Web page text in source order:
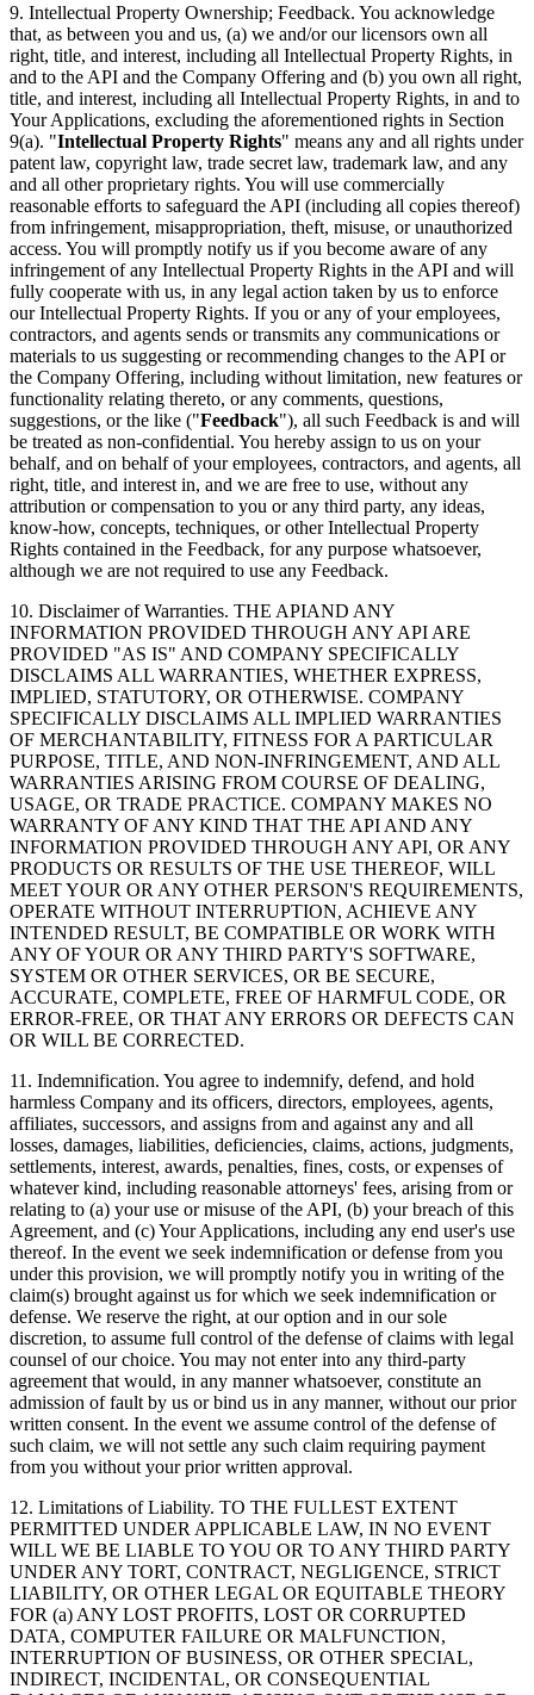
9. Intellectual Property Ownership; Feedback. You acknowledge
that, as between you and us, (a) we and/or our licensors own all
right, title, and interest, including all Intellectual Property Rights, in
and to the API and the Company Offering and (b) you own all right,
title, and interest, including all Intellectual Property Rights, in and to
Your Applications, excluding the aforementioned rights in Section
9(a). "Intellectual Property Rights" means any and all rights under
patent law, copyright law, trade secret law, trademark law, and any
and all other proprietary rights. You will use commercially
reasonable efforts to safeguard the API (including all copies thereof)
from infringement, misappropriation, theft, misuse, or unauthorized
access. You will promptly notify us if you become aware of any
infringement of any Intellectual Property Rights in the API and will
fully cooperate with us, in any legal action taken by us to enforce
our Intellectual Property Rights. If you or any of your employees,
contractors, and agents sends or transmits any communications or
materials to us suggesting or recommending changes to the API or
the Company Offering, including without limitation, new features or
functionality relating thereto, or any comments, questions,
suggestions, or the like ("Feedback"), all such Feedback is and will
be treated as non-confidential. You hereby assign to us on your
behalf, and on behalf of your employees, contractors, and agents, all
right, title, and interest in, and we are free to use, without any
attribution or compensation to you or any third party, any ideas,
know-how, concepts, techniques, or other Intellectual Property
Rights contained in the Feedback, for any purpose whatsoever,
although we are not required to use any Feedback.
10. Disclaimer of Warranties. THE APIAND ANY
INFORMATION PROVIDED THROUGH ANY API ARE
PROVIDED "AS IS" AND COMPANY SPECIFICALLY
DISCLAIMS ALL WARRANTIES, WHETHER EXPRESS,
IMPLIED, STATUTORY, OR OTHERWISE. COMPANY
SPECIFICALLY DISCLAIMS ALL IMPLIED WARRANTIES
OF MERCHANTABILITY, FITNESS FOR A PARTICULAR
PURPOSE, TITLE, AND NON-INFRINGEMENT, AND ALL
WARRANTIES ARISING FROM COURSE OF DEALING,
USAGE, OR TRADE PRACTICE. COMPANY MAKES NO
WARRANTY OF ANY KIND THAT THE API AND ANY
INFORMATION PROVIDED THROUGH ANY API, OR ANY
PRODUCTS OR RESULTS OF THE USE THEREOF, WILL
MEET YOUR OR ANY OTHER PERSON'S REQUIREMENTS,
OPERATE WITHOUT INTERRUPTION, ACHIEVE ANY
INTENDED RESULT, BE COMPATIBLE OR WORK WITH
ANY OF YOUR OR ANY THIRD PARTY'S SOFTWARE,
SYSTEM OR OTHER SERVICES, OR BE SECURE,
ACCURATE, COMPLETE, FREE OF HARMFUL CODE, OR
ERROR-FREE, OR THAT ANY ERRORS OR DEFECTS CAN
OR WILL BE CORRECTED.
11. Indemnification. You agree to indemnify, defend, and hold
harmless Company and its officers, directors, employees, agents,
affiliates, successors, and assigns from and against any and all
losses, damages, liabilities, deficiencies, claims, actions, judgments,
settlements, interest, awards, penalties, fines, costs, or expenses of
whatever kind, including reasonable attorneys' fees, arising from or
relating to (a) your use or misuse of the API, (b) your breach of this
Agreement, and (c) Your Applications, including any end user's use
thereof. In the event we seek indemnification or defense from you
under this provision, we will promptly notify you in writing of the
claim(s) brought against us for which we seek indemnification or
defense. We reserve the right, at our option and in our sole
discretion, to assume full control of the defense of claims with legal
counsel of our choice. You may not enter into any third-party
agreement that would, in any manner whatsoever, constitute an
admission of fault by us or bind us in any manner, without our prior
written consent. In the event we assume control of the defense of
such claim, we will not settle any such claim requiring payment
from you without your prior written approval.
12. Limitations of Liability. TO THE FULLEST EXTENT
PERMITTED UNDER APPLICABLE LAW, IN NO EVENT
WILL WE BE LIABLE TO YOU OR TO ANY THIRD PARTY
UNDER ANY TORT, CONTRACT, NEGLIGENCE, STRICT
LIABILITY, OR OTHER LEGAL OR EQUITABLE THEORY
FOR (a) ANY LOST PROFITS, LOST OR CORRUPTED
DATA, COMPUTER FAILURE OR MALFUNCTION,
INTERRUPTION OF BUSINESS, OR OTHER SPECIAL,
INDIRECT, INCIDENTAL, OR CONSEQUENTIAL